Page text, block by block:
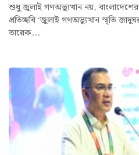
শুধু জুলাই গণঅভ্যুত্থান নয়,
প্রতিচ্ছবি ‘জুলাই গণঅভ্যুত্থান স্মৃতি
তারেক...